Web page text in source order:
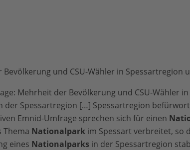
und CSU-Wähler in Spessartregion
Mehrheit der Bevölkerung und CSU-Wähler in
der Spessartregion […] Spessartregion
Emnid-Umfrage sprechen sich für einen
Nationalpark im Spessart verbreitet, so
eines Nationalparks in der Spessartregion